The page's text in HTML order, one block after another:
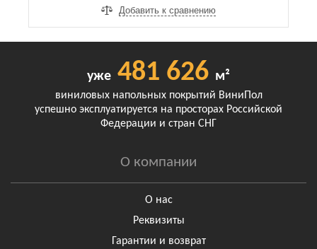
Добавить к сравнению
уже 481 626 м²
виниловых напольных покрытий ВиниПол
успешно эксплуатируется на просторах Российской
Федерации и стран СНГ
О компании
О нас
Реквизиты
Гарантии и возврат